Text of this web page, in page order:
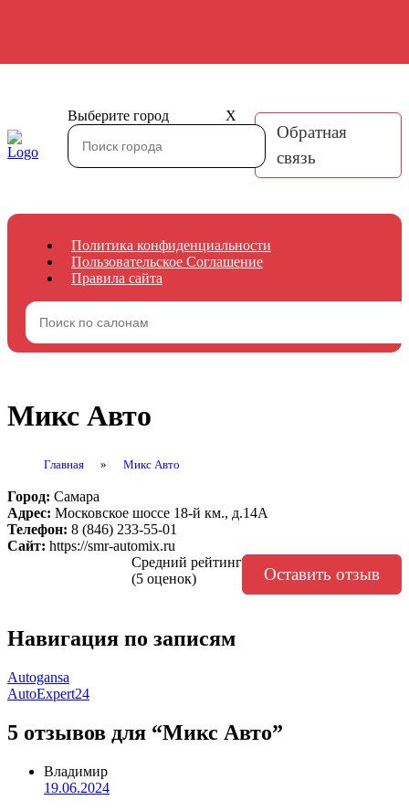
Выберите город X
Обратная
связь
Политика конфиденциальности
Пользовательское Соглашение
Правила сайта
Микс Авто
Главная » Микс Авто
Город: Самара
Адрес: Московское шоссе 18-й км., д.14А
Телефон: 8 (846) 233-55-01
Сайт: https://smr-automix.ru
Средний рейтинг
(5 оценок)
Оставить отзыв
Навигация по записям
Autogansa
AutoExpert24
5 отзывов для “Микс Авто”
Владимир
19.06.2024